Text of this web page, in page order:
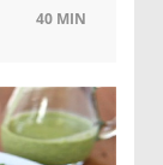
40 MIN